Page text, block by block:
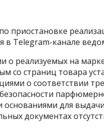
приостановке
в Telegram-канале
реализуемых на
со страниц товара
о соответствии
для
документах